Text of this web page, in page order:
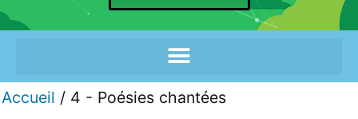
Accueil / 4 - Poésies chantées